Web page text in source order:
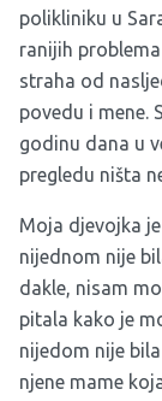
polikliniku u
ranijih
straha od
povedu i mene.
godinu dana u
pregledu ništa
Moja djevojka
nijednom nije
dakle, nisam
pitala kako je
nijedom nije
njene mame